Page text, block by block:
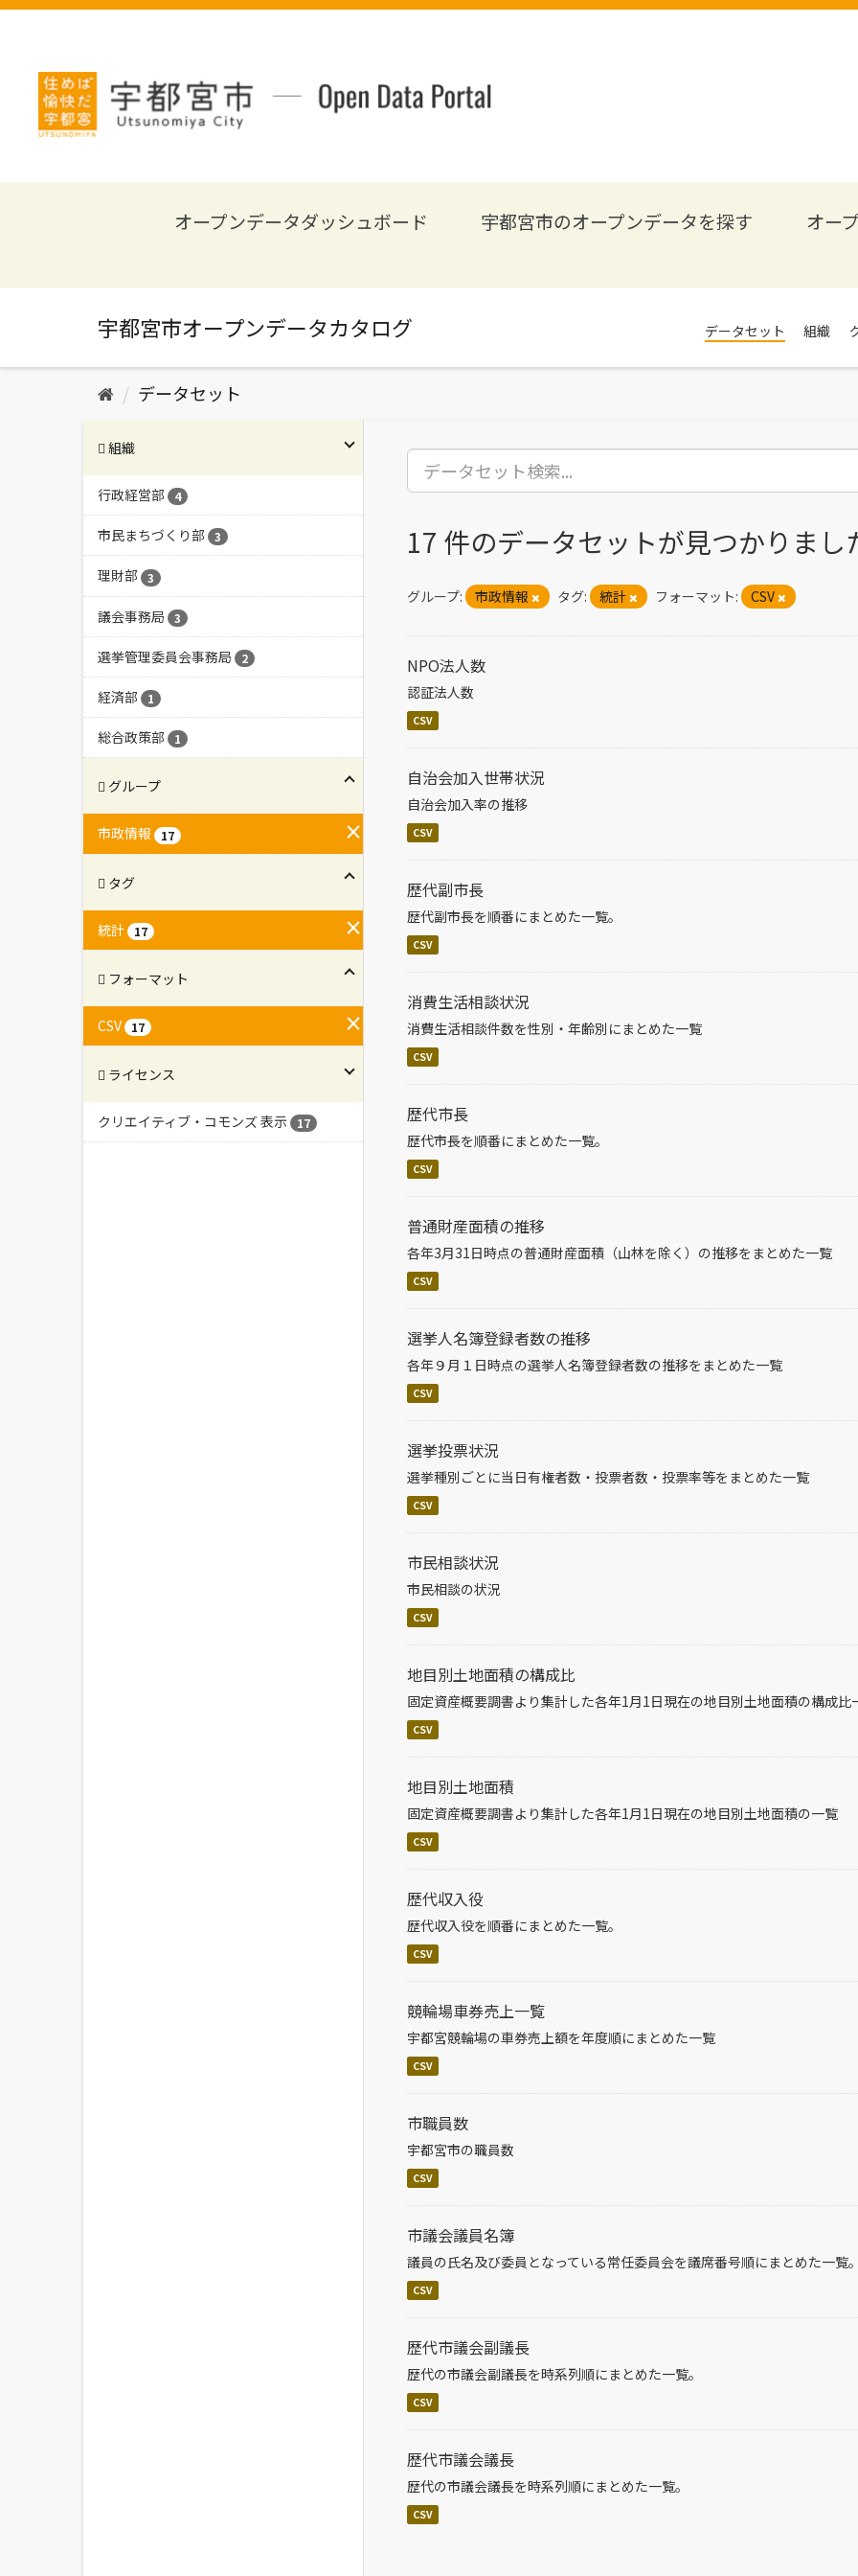
ス
オープンデータダッシュボード 宇都宮市のオープンデータを探す オー
データセット 組織
データセット
組織
行政経営部 4
市民まちづくり部 3
理財部 3
議会事務局 3
選挙管理委員会事務局 2
経済部 1
総合政策部 1
グループ
市政情報 17
タグ
統計 17
フォーマット
CSV 17
ライセンス
クリエイティブ・コモンズ 表示 17
17 件のデータセットが見つかりまし
グループ: 市政情報 タグ: 統計 フォーマット: CSV
NPO法人数
認証法人数
CSV
自治会加入世帯状況
自治会加入率の推移
CSV
歴代副市長
歴代副市長を順番にまとめた一覧。
CSV
消費生活相談状況
消費生活相談件数を性別・年齢別にまとめた一覧
CSV
歴代市長
歴代市長を順番にまとめた一覧。
CSV
普通財産面積の推移
各年3月31日時点の普通財産面積（山林を除く）の推移をまとめた一覧
CSV
選挙人名簿登録者数の推移
各年９月１日時点の選挙人名簿登録者数の推移をまとめた一覧
CSV
選挙投票状況
選挙種別ごとに当日有権者数・投票者数・投票率等をまとめた一覧
CSV
市民相談状況
市民相談の状況
CSV
地目別土地面積の構成比
固定資産概要調書より集計した各年1月1日現在の地目別土地面積の構成比
CSV
地目別土地面積
固定資産概要調書より集計した各年1月1日現在の地目別土地面積の一覧
CSV
歴代収入役
歴代収入役を順番にまとめた一覧。
CSV
競輪場車券売上一覧
宇都宮競輪場の車券売上額を年度順にまとめた一覧
CSV
市職員数
宇都宮市の職員数
CSV
市議会議員名簿
議員の氏名及び委員となっている常任委員会を議席番号順にまとめた一覧
CSV
歴代市議会副議長
歴代の市議会副議長を時系列順にまとめた一覧。
CSV
歴代市議会議長
歴代の市議会議長を時系列順にまとめた一覧。
CSV